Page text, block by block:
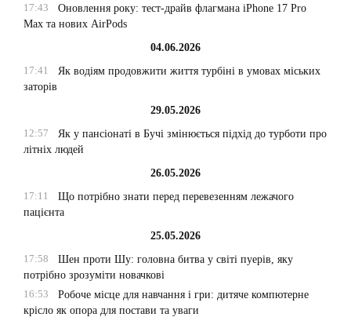
17:43
Оновлення року: тест-драйв флагмана iPhone 17 Pro
Max та нових AirPods
04.06.2026
17:41
Як водіям продовжити життя турбіні в умовах міських
заторів
29.05.2026
12:57
Як у пансіонаті в Бучі змінюється підхід до турботи про
літніх людей
26.05.2026
17:11
Що потрібно знати перед перевезенням лежачого
пацієнта
25.05.2026
17:58
Шен проти Шу: головна битва у світі пуерів, яку
потрібно зрозуміти новачкові
16:53
Робоче місце для навчання і гри: дитяче компютерне
крісло як опора для постави та уваги